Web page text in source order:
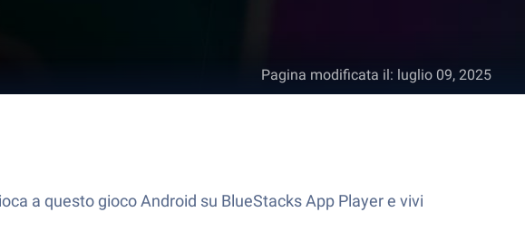
Pagina modificata il: luglio 09, 2025
a questo gioco Android su BlueStacks App Player e vivi